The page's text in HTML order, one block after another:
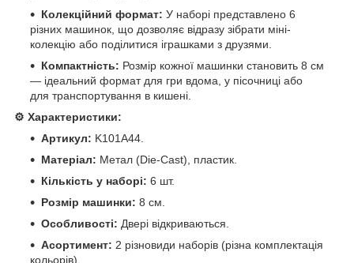
Колекційний формат: У наборі представлено 6
різних машинок, що дозволяє відразу зібрати міні-
колекцію або поділитися іграшками з друзями.
Компактність: Розмір кожної машинки становить 8 см
— ідеальний формат для гри вдома, у пісочниці або
для транспортування в кишені.
⚙️ Характеристики:
Артикул: K101A44.
Матеріал: Метал (Die-Cast), пластик.
Кількість у наборі: 6 шт.
Розмір машинки: 8 см.
Особливості: Двері відкриваються.
Асортимент: 2 різновиди наборів (різна комплектація
кольорів).